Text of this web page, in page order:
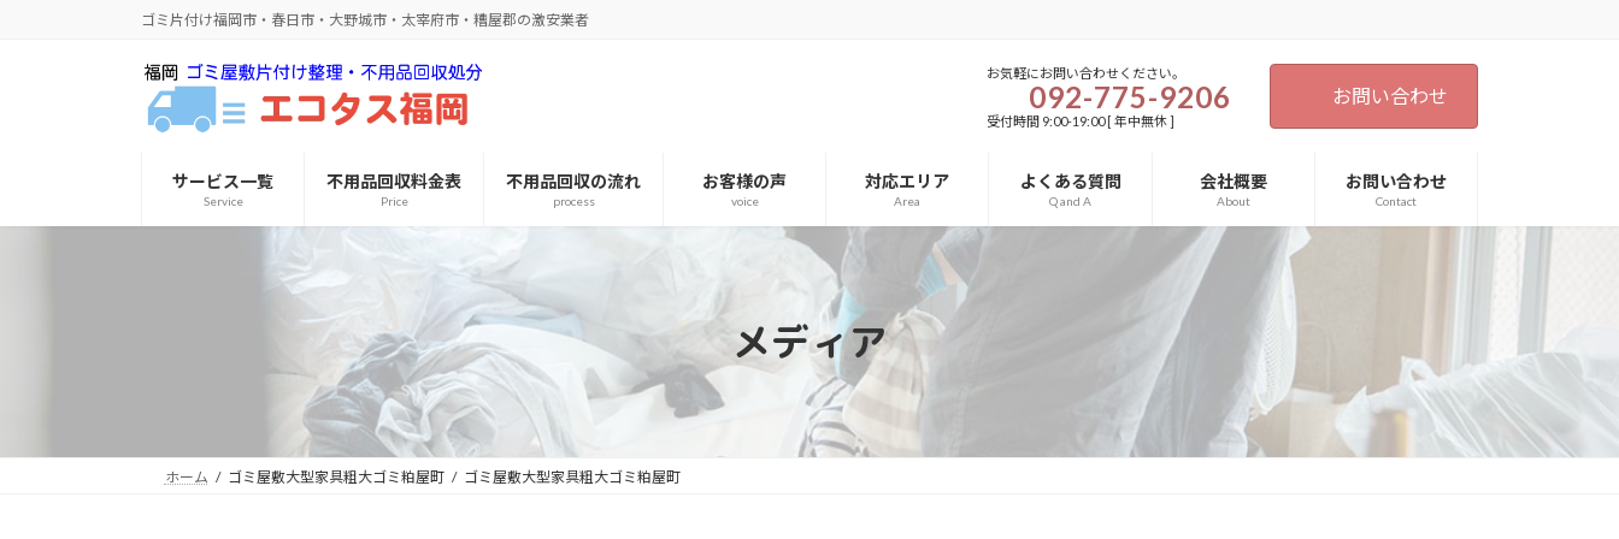
ゴミ片付け福岡市・春日市・大野城市・太宰府市・糟屋郡の激安業者
お気軽にお問い合わせください。
092-775-9206
受付時間 9:00-19:00 [ 年中無休 ]
お問い合わせ
サービス一覧
Service
不用品回収料金表
Price
不用品回収の流れ
process
お客様の声
voice
対応エリア
Area
よくある質問
Q and A
会社概要
About
お問い合わせ
Contact
メディア
ホーム ゴミ屋敷大型家具粗大ゴミ粕屋町 ゴミ屋敷大型家具粗大ゴミ粕屋町